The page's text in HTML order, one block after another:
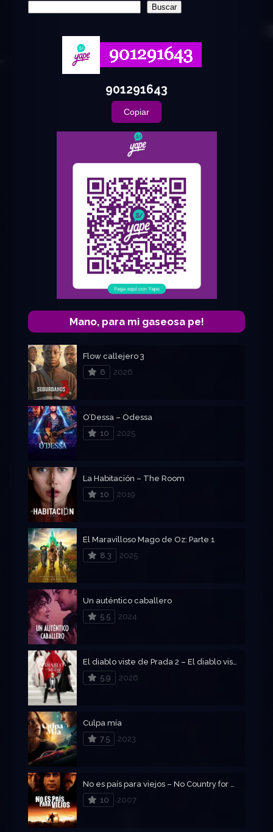
Buscar
901291643
Copiar
Mano, para mi gaseosa pe!
Flow callejero 3
6
2026
O’Dessa – Odessa
10
2025
La Habitación – The Room
10
2019
El Maravilloso Mago de Oz: Parte 1
8.3
2025
Un auténtico caballero
5.5
2024
El diablo viste de Prada 2 – El diablo viste a la moda 2
5.9
2026
Culpa mía
7.5
2023
No es país para viejos – No Country for Old Men (2007)
10
2007